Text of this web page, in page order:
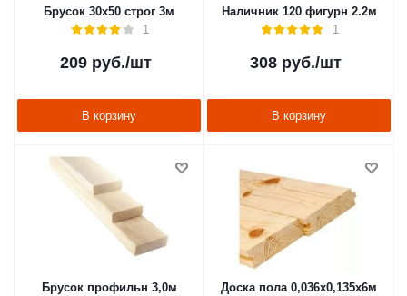
Брусок 30х50 строг 3м
1
209 руб./шт
В корзину
Наличник 120 фигурн 2.2м
1
308 руб./шт
В корзину
Брусок профильн 3,0м
Доска пола 0,036х0,135х6м